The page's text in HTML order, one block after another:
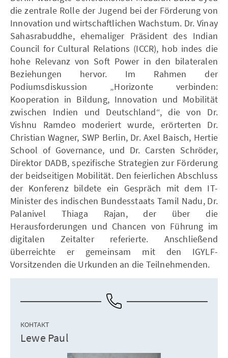
die zentrale Rolle der Jugend bei der Förderung von
Innovation und wirtschaftlichen Wachstum. Dr. Vinay
Sahasrabuddhe, ehemaliger Präsident des Indian
Council for Cultural Relations (ICCR), hob indes die
hohe Relevanz von Soft Power in den bilateralen
Beziehungen hervor. Im Rahmen der
Podiumsdiskussion „Horizonte verbinden:
Kooperation in Bildung, Innovation und Mobilität
zwischen Indien und Deutschland“, die von Dr.
Vishnu Ramdeo moderiert wurde, erörterten Dr.
Christian Wagner, SWP Berlin, Dr. Axel Baisch, Hertie
School of Governance, und Dr. Carsten Schröder,
Direktor DADB, spezifische Strategien zur Förderung
der beidseitigen Mobilität. Den feierlichen Abschluss
der Konferenz bildete ein Gespräch mit dem IT-
Minister des indischen Bundesstaats Tamil Nadu, Dr.
Palanivel Thiaga Rajan, der über die
Herausforderungen und Chancen von Führung im
digitalen Zeitalter referierte. Anschließend
überreichte er gemeinsam mit den IGYLF-
Vorsitzenden die Urkunden an die Teilnehmenden.
КОНТАКТ
Lewe Paul